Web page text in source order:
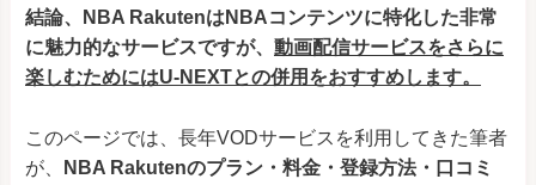
結論、NBA RakutenはNBAコンテンツに特化した非常
に魅力的なサービスですが、 動画配信サービスをさらに
楽しむためにはU-NEXTとの併用をおすすめします。
このページでは、長年VODサービスを利用してきた筆者
が、
NBA Rakutenのプラン・料金・登録方法・口コミ